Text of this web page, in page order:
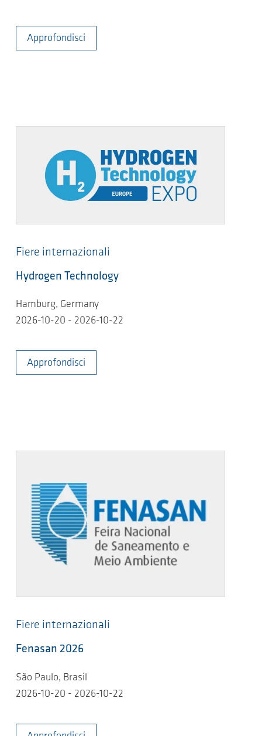
Approfondisci
Fiere internazionali
Hydrogen Technology
Hamburg, Germany
2026-10-20 - 2026-10-22
Approfondisci
Fiere internazionali
Fenasan 2026
São Paulo, Brasil
2026-10-20 - 2026-10-22